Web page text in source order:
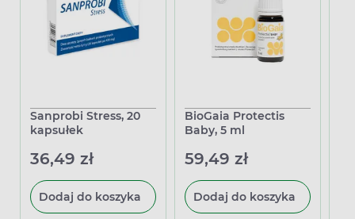
Sanprobi Stress, 20
kapsułek
36,49 zł
Dodaj do koszyka
BioGaia Protectis
Baby, 5 ml
59,49 zł
Dodaj do koszyka